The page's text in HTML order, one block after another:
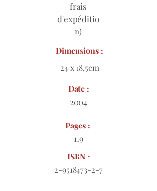
frais
d'expéditio
n)
Dimensions :
24 x 18,5cm
Date :
2004
Pages :
119
ISBN :
2-9518473-2-7